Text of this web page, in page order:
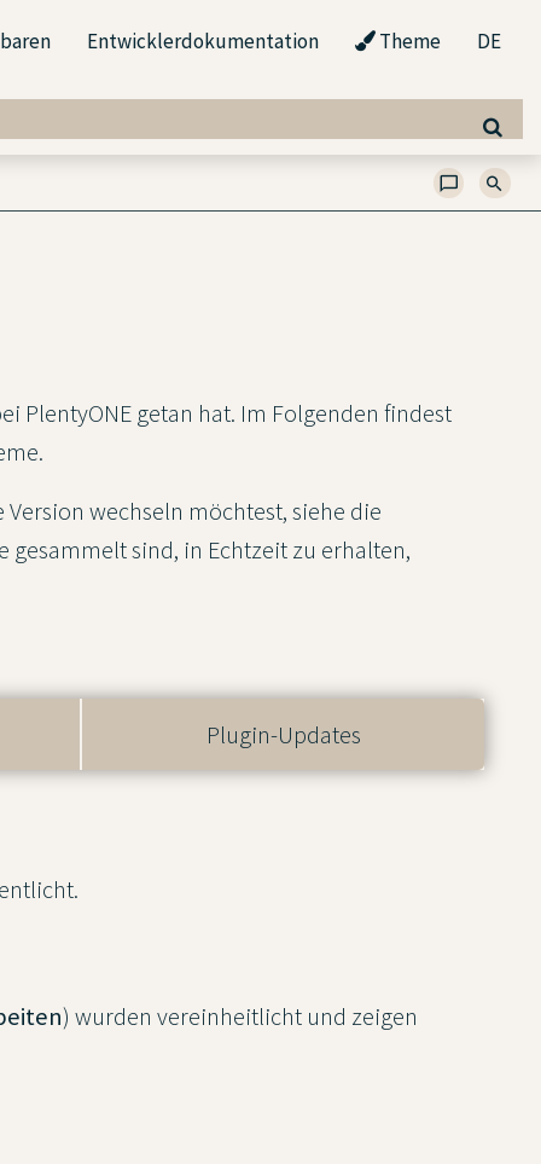
Entwicklerdokumentation Theme DE
PlentyONE getan hat. Im Folgenden findest
wechseln möchtest, siehe die
sind, in Echtzeit zu erhalten,
Plugin-Updates
) wurden vereinheitlicht und zeigen